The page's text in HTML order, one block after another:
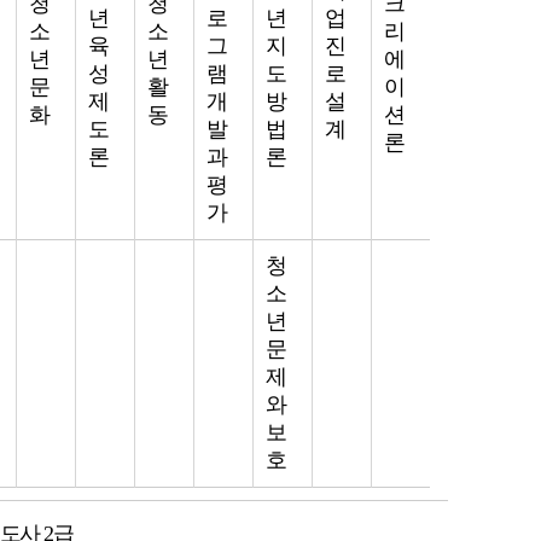
소
년
문
화
년
육
성
제
도
론
소
년
활
동
로
그
램
개
발
과
평
가
년
지
도
방
법
론
업
진
로
설
계
리
에
이
션
론
청
소
년
문
제
와
보
호
사 2급